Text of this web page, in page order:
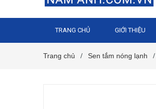
TRANG CHỦ GIỚI THIỆU
Trang chủ / Sen tắm nóng lạnh /